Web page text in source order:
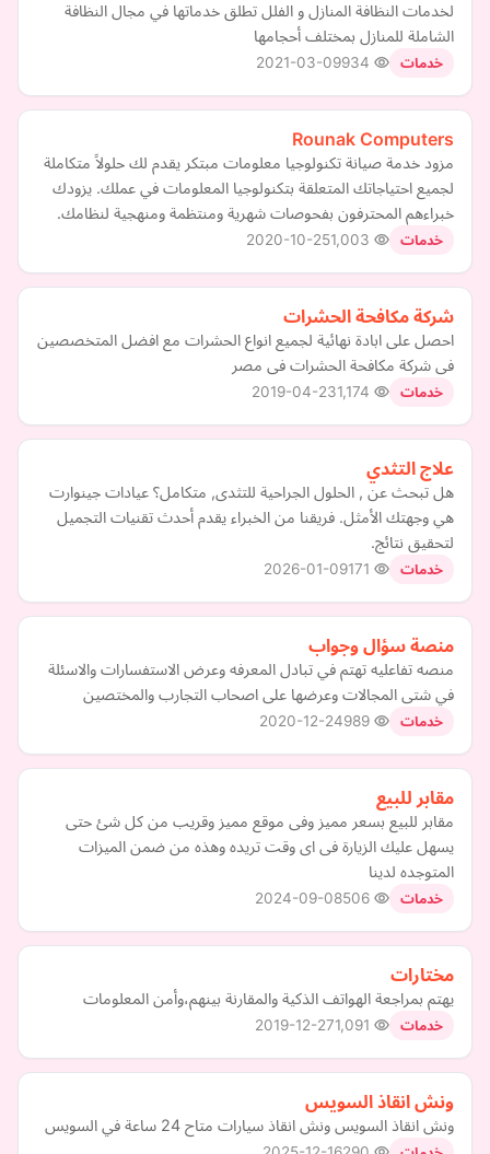
لخدمات النظافة المنازل و الفلل تطلق خدماتها في مجال النظافة
الشاملة للمنازل بمختلف أحجامها
خدمات 2021-03-09
Rounak Computers
مزود خدمة صيانة تكنولوجيا معلومات مبتكر يقدم لك حلولاً متكاملة
لجميع احتياجاتك المتعلقة بتكنولوجيا المعلومات في عملك. يزودك
خبراءهم المحترفون بفحوصات شهرية ومنتظمة ومنهجية لنظامك.
خدمات 2020-10-25
شركة مكافحة الحشرات
احصل على ابادة نهائية لجميع انواع الحشرات مع افضل المتخصصين
فى شركة مكافحة الحشرات فى مصر
خدمات 2019-04-23
علاج التثدي
هل تبحث عن , الحلول الجراحية للتثدى, متكامل؟ عيادات جينوارت
هي وجهتك الأمثل. فريقنا من الخبراء يقدم أحدث تقنيات التجميل
لتحقيق نتائج.
خدمات 2026-01-09
منصة سؤال وجواب
منصه تفاعليه تهتم في تبادل المعرفه وعرض الاستفسارات والاسئلة
في شتى المجالات وعرضها على اصحاب التجارب والمختصين
خدمات 2020-12-24
مقابر للبيع
مقابر للبيع بسعر مميز وفى موقع مميز وقريب من كل شئ حتى
يسهل عليك الزيارة فى اى وقت تريده وهذه من ضمن الميزات
المتوجده لدينا
خدمات 2024-09-08
مختارات
يهتم بمراجعة الهواتف الذكية والمقارنة بينهم،وأمن المعلومات
خدمات 2019-12-27
ونش انقاذ السويس
ونش انقاذ السويس ونش انقاذ سيارات متاح 24 ساعة في السويس